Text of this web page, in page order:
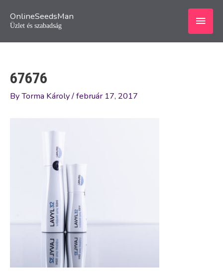
OnlineSeedsMan
Üzlet és szabadság
Main
67676
ByTorma Károly/február 17, 2017